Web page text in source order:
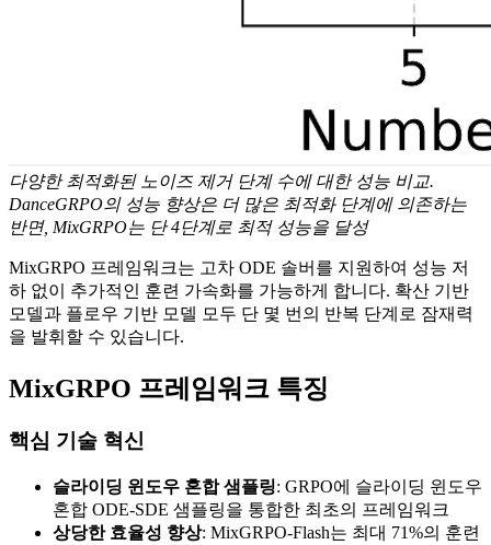
다양한 최적화된 노이즈 제거 단계 수에 대한 성능 비교.
DanceGRPO의 성능 향상은 더 많은 최적화 단계에 의존하는
반면, MixGRPO는 단 4단계로 최적 성능을 달성
MixGRPO 프레임워크는 고차 ODE 솔버를 지원하여 성능 저
하 없이 추가적인 훈련 가속화를 가능하게 합니다. 확산 기반
모델과 플로우 기반 모델 모두 단 몇 번의 반복 단계로 잠재력
을 발휘할 수 있습니다.
MixGRPO 프레임워크 특징
핵심 기술 혁신
슬라이딩 윈도우 혼합 샘플링: GRPO에 슬라이딩 윈도우
혼합 ODE-SDE 샘플링을 통합한 최초의 프레임워크
상당한 효율성 향상: MixGRPO-Flash는 최대 71%의 훈련